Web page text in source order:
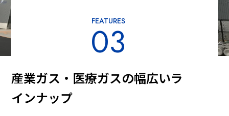
FEATURES
03
産業ガス・医療ガスの幅広いラ
インナップ